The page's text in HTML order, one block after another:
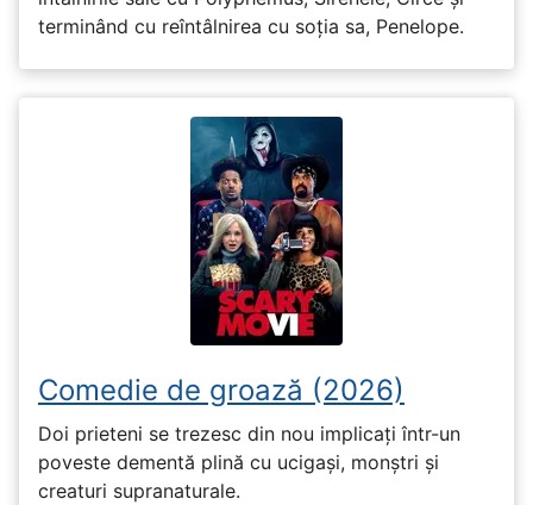
terminând cu reîntâlnirea cu soția sa, Penelope.
Comedie de groază (2026)
Doi prieteni se trezesc din nou implicați într-un
poveste dementă plină cu ucigași, monștri și
creaturi supranaturale.